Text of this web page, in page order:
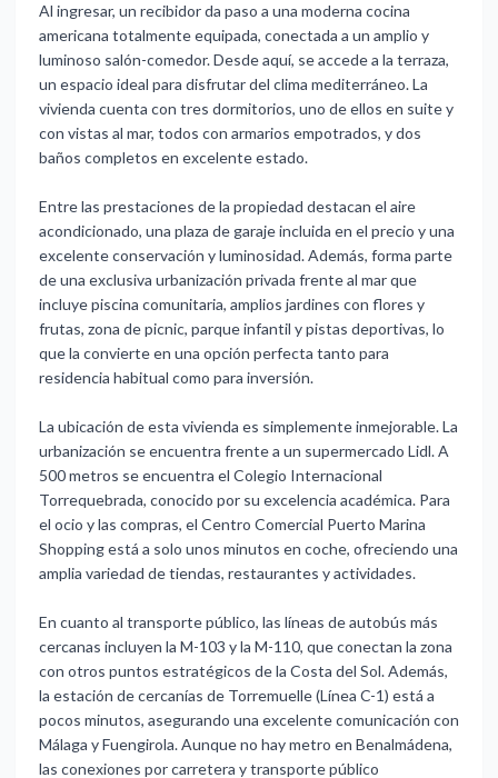
Al ingresar, un recibidor da paso a una moderna cocina
americana totalmente equipada, conectada a un amplio y
luminoso salón-comedor. Desde aquí, se accede a la terraza,
un espacio ideal para disfrutar del clima mediterráneo. La
vivienda cuenta con tres dormitorios, uno de ellos en suite y
con vistas al mar, todos con armarios empotrados, y dos
baños completos en excelente estado.
Entre las prestaciones de la propiedad destacan el aire
acondicionado, una plaza de garaje incluida en el precio y una
excelente conservación y luminosidad. Además, forma parte
de una exclusiva urbanización privada frente al mar que
incluye piscina comunitaria, amplios jardines con flores y
frutas, zona de picnic, parque infantil y pistas deportivas, lo
que la convierte en una opción perfecta tanto para
residencia habitual como para inversión.
La ubicación de esta vivienda es simplemente inmejorable. La
urbanización se encuentra frente a un supermercado Lidl. A
500 metros se encuentra el Colegio Internacional
Torrequebrada, conocido por su excelencia académica. Para
el ocio y las compras, el Centro Comercial Puerto Marina
Shopping está a solo unos minutos en coche, ofreciendo una
amplia variedad de tiendas, restaurantes y actividades.
En cuanto al transporte público, las líneas de autobús más
cercanas incluyen la M-103 y la M-110, que conectan la zona
con otros puntos estratégicos de la Costa del Sol. Además,
la estación de cercanías de Torremuelle (Línea C-1) está a
pocos minutos, asegurando una excelente comunicación con
Málaga y Fuengirola. Aunque no hay metro en Benalmádena,
las conexiones por carretera y transporte público